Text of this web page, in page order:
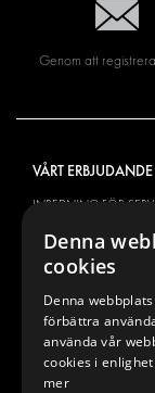
Genom att
VÅRT ERBJUDANDE
INREDNING FÖR
INREDNING FÖR
GOLV OCH VÄGG
STÖLDSKYDD
TILLBEHÖR
Denna
cookies
Denna
förbättra
använda vår
cookies i
mer